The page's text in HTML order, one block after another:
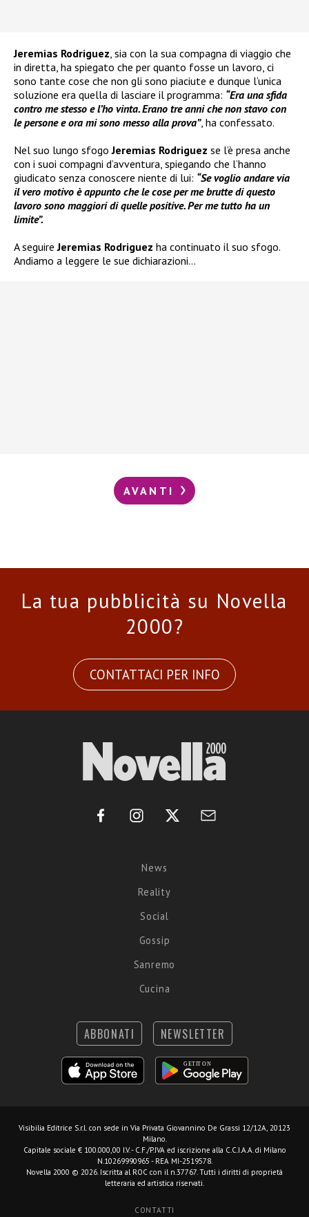
Jeremias Rodriguez, sia con la sua compagna di viaggio che
in diretta, ha spiegato che per quanto fosse un lavoro, ci
sono tante cose che non gli sono piaciute e dunque l’unica
soluzione era quella di lasciare il programma: “Era una sfida
contro me stesso e l’ho vinta. Erano tre anni che non stavo con
le persone e ora mi sono messo alla prova”, ha confessato.
Nel suo lungo sfogoJeremias Rodriguez se l’è presa anche
con i suoi compagni d’avventura, spiegando che l’hanno
giudicato senza conoscere niente di lui: “Se voglio andare via
il vero motivo è appunto che le cose per me brutte di questo
lavoro sono maggiori di quelle positive. Per me tutto ha un
limite”.
A seguireJeremias Rodriguez ha continuato il suo sfogo.
Andiamo a leggere le sue dichiarazioni…
AVANTI
La tua pubblicità su Novella
2000?
CONTATTACI PER INFO
News
Reality
Social
Gossip
Sanremo
Cucina
ABBONATI NEWSLETTER
Visibilia Editrice S.r.l. con sede in Via Privata Giovannino De Grassi 12/12A, 20123
Milano.
Capitale sociale € 100.000,00 I.V. - C.F./P.IVA ed iscrizione alla C.C.I.A.A. di Milano
N.10269990965 - REA MI-2519578.
Novella 2000 © 2026. Iscritta al ROC con il n.37767. Tutti i diritti di proprietà
letteraria ed artistica riservati.
CONTATTI